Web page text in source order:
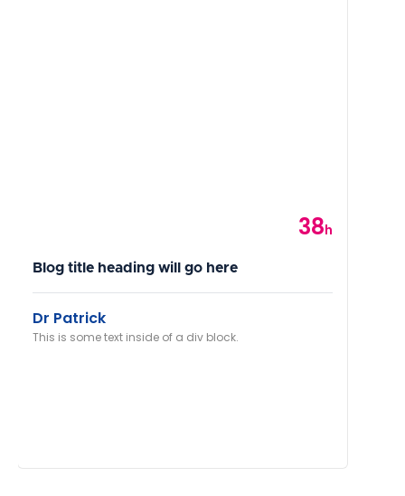
38h
Blog title heading will go here
Dr Patrick
This is some text inside of a div block.